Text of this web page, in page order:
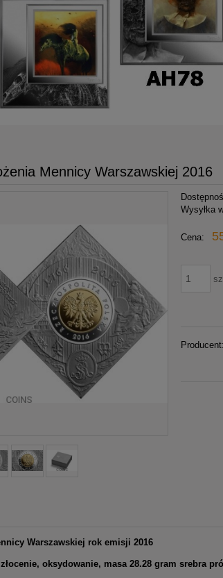
Mennicy Warszawskiej 2016
Wysyłka
Cena:
Producent:
Warszawskiej rok emisji 2016
oksydowanie, masa 28.28 gram srebra